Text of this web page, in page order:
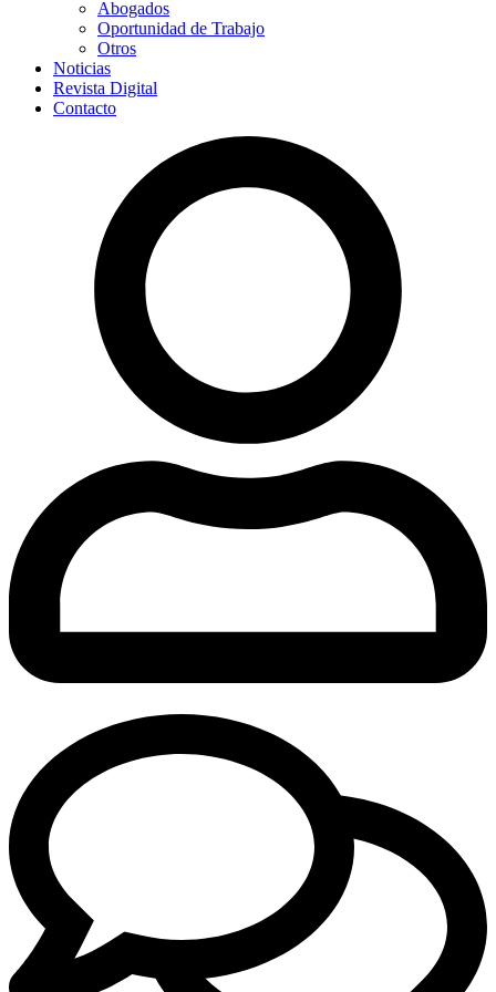
Abogados
Oportunidad de Trabajo
Otros
Noticias
Revista Digital
Contacto